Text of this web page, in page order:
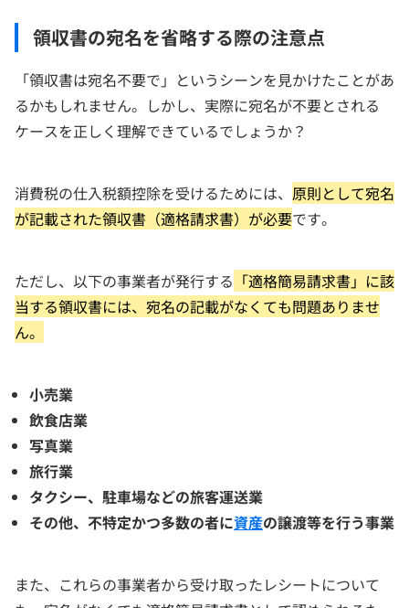
領収書の宛名を省略する際の注意点
「領収書は宛名不要で」というシーンを見かけたことがあ
るかもしれません。しかし、実際に宛名が不要とされる
ケースを正しく理解できているでしょうか？
消費税の仕入税額控除を受けるためには、 原則として宛名
が記載された領収書（適格請求書）が必要です。
ただし、以下の事業者が発行する 「適格簡易請求書」に該
当する領収書には、宛名の記載がなくても問題ありませ
ん。
小売業
飲食店業
写真業
旅行業
タクシー、駐車場などの旅客運送業
その他、不特定かつ多数の者に資産の譲渡等を行う事業
また、これらの事業者から受け取ったレシートについて